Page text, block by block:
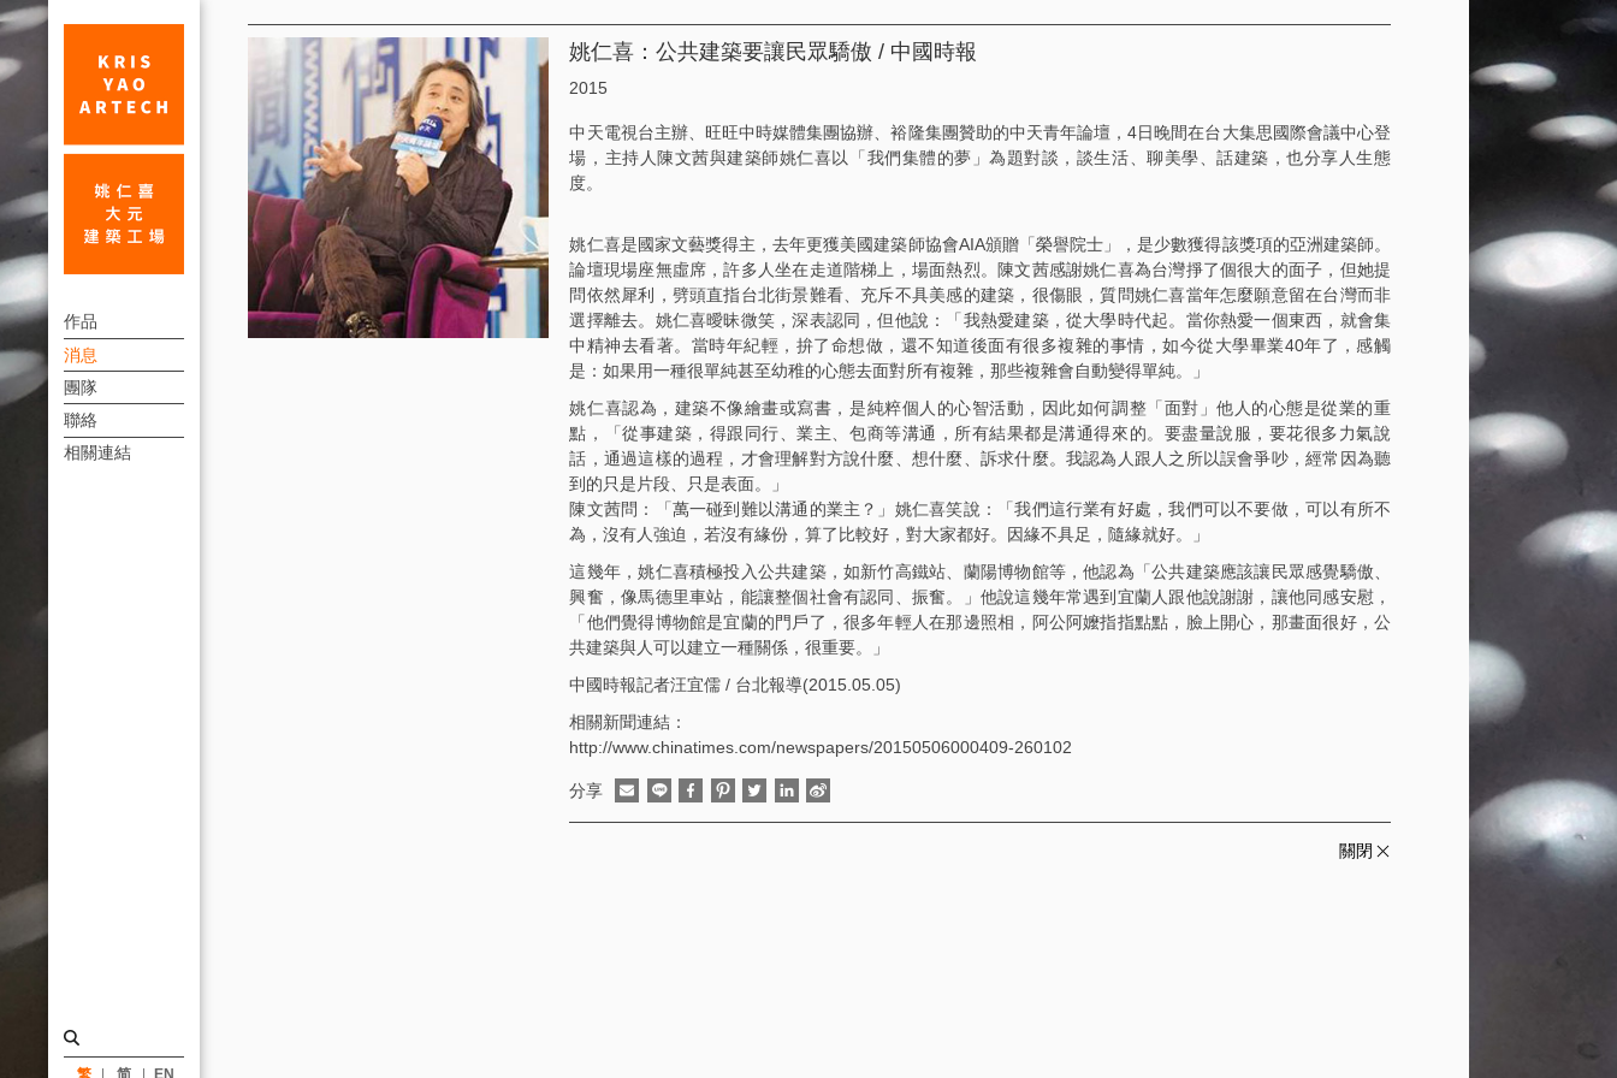
仁
喜：
公
共
|
上
方
連
結
選
單
作品
消息
團隊
聯絡
相關連結
繁 简 EN
息
姚仁喜：公共建築要讓民眾驕傲 / 中國時報
2015
中天電視台主辦、旺旺中時媒體集團協辦、裕隆集團贊助的中天青年論壇，4日晚間在台大集思國際會議中心登
場，主持人陳文茜與建築師姚仁喜以「我們集體的夢」為題對談，談生活、聊美學、話建築，也分享人生態
度。
姚仁喜是國家文藝獎得主，去年更獲美國建築師協會AIA頒贈「榮譽院士」，是少數獲得該獎項的亞洲建築師。
論壇現場座無虛席，許多人坐在走道階梯上，場面熱烈。陳文茜感謝姚仁喜為台灣掙了個很大的面子，但她提
問依然犀利，劈頭直指台北街景難看、充斥不具美感的建築，很傷眼，質問姚仁喜當年怎麼願意留在台灣而非
選擇離去。姚仁喜曖昧微笑，深表認同，但他說：「我熱愛建築，從大學時代起。當你熱愛一個東西，就會集
中精神去看著。當時年紀輕，拚了命想做，還不知道後面有很多複雜的事情，如今從大學畢業40年了，感觸
是：如果用一種很單純甚至幼稚的心態去面對所有複雜，那些複雜會自動變得單純。」
姚仁喜認為，建築不像繪畫或寫書，是純粹個人的心智活動，因此如何調整「面對」他人的心態是從業的重
點，「從事建築，得跟同行、業主、包商等溝通，所有結果都是溝通得來的。要盡量說服，要花很多力氣說
話，通過這樣的過程，才會理解對方說什麼、想什麼、訴求什麼。我認為人跟人之所以誤會爭吵，經常因為聽
到的只是片段、只是表面。」
陳文茜問：「萬一碰到難以溝通的業主？」姚仁喜笑說：「我們這行業有好處，我們可以不要做，可以有所不
為，沒有人強迫，若沒有緣份，算了比較好，對大家都好。因緣不具足，隨緣就好。」
這幾年，姚仁喜積極投入公共建築，如新竹高鐵站、蘭陽博物館等，他認為「公共建築應該讓民眾感覺驕傲、
興奮，像馬德里車站，能讓整個社會有認同、振奮。」他說這幾年常遇到宜蘭人跟他說謝謝，讓他同感安慰，
「他們覺得博物館是宜蘭的門戶了，很多年輕人在那邊照相，阿公阿嬤指指點點，臉上開心，那畫面很好，公
共建築與人可以建立一種關係，很重要。」
中國時報記者汪宜儒 / 台北報導(2015.05.05)
相關新聞連結：
http://www.chinatimes.com/newspapers/20150506000409-260102
分享
關閉